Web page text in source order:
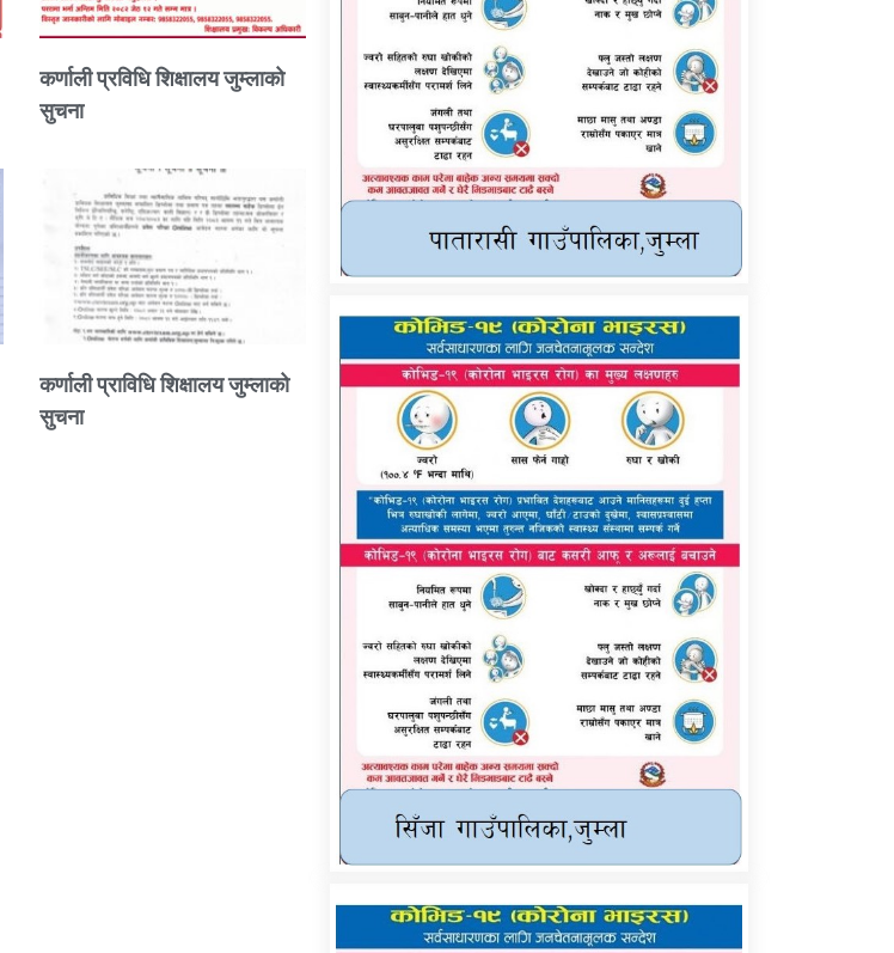
कर्णाली प्रविधि शिक्षालय जुम्लाको
सुचना
कर्णाली प्राविधि शिक्षालय जुम्लाको
सुचना